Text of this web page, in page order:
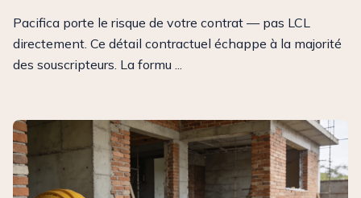
Pacifica porte le risque de votre contrat — pas LCL
directement. Ce détail contractuel échappe à la majorité
des souscripteurs. La formu ...